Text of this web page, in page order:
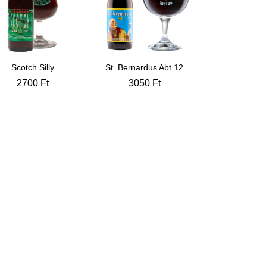
Scotch Silly
2700 Ft
St. Bernardus Abt 12
3050 Ft